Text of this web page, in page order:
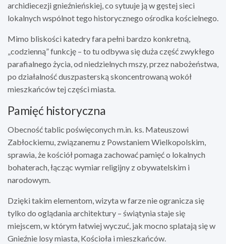
archidiecezji gnieźnieńskiej, co sytuuje ją w gęstej sieci
lokalnych wspólnot tego historycznego ośrodka kościelnego.
Mimo bliskości katedry fara pełni bardzo konkretną,
„codzienną” funkcję – to tu odbywa się duża część zwykłego
parafialnego życia, od niedzielnych mszy, przez nabożeństwa,
po działalność duszpasterską skoncentrowaną wokół
mieszkańców tej części miasta.
Pamięć historyczna
Obecność tablic poświęconych m.in. ks. Mateuszowi
Zabłockiemu, związanemu z Powstaniem Wielkopolskim,
sprawia, że kościół pomaga zachować pamięć o lokalnych
bohaterach, łącząc wymiar religijny z obywatelskim i
narodowym.
Dzięki takim elementom, wizyta w farze nie ogranicza się
tylko do oglądania architektury – świątynia staje się
miejscem, w którym łatwiej wyczuć, jak mocno splatają się w
Gnieźnie losy miasta, Kościoła i mieszkańców.